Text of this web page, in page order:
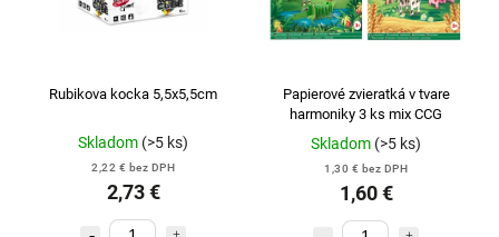
Rubikova kocka 5,5x5,5cm
Skladom (>5 ks)
2,22 € bez DPH
2,73 €
Papierové zvieratká v tvare
harmoniky 3 ks mix CCG
Skladom (>5 ks)
1,30 € bez DPH
1,60 €